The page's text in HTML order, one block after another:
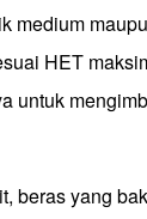
medium
HET
untuk
beras yang